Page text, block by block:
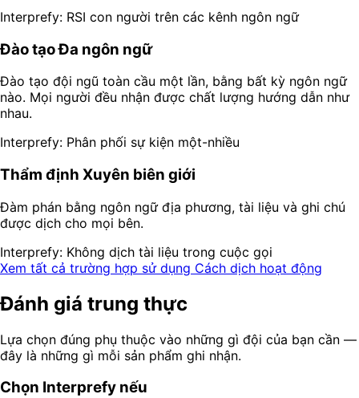
Interprefy: RSI con người trên các kênh ngôn ngữ
Đào tạo Đa ngôn ngữ
Đào tạo đội ngũ toàn cầu một lần, bằng bất kỳ ngôn ngữ
nào. Mọi người đều nhận được chất lượng hướng dẫn như
nhau.
Interprefy: Phân phối sự kiện một-nhiều
Thẩm định Xuyên biên giới
Đàm phán bằng ngôn ngữ địa phương, tài liệu và ghi chú
được dịch cho mọi bên.
Interprefy: Không dịch tài liệu trong cuộc gọi
Xem tất cả trường hợp sử dụng Cách dịch hoạt động
Đánh giá trung thực
Lựa chọn đúng phụ thuộc vào những gì đội của bạn cần —
đây là những gì mỗi sản phẩm ghi nhận.
Chọn Interprefy nếu